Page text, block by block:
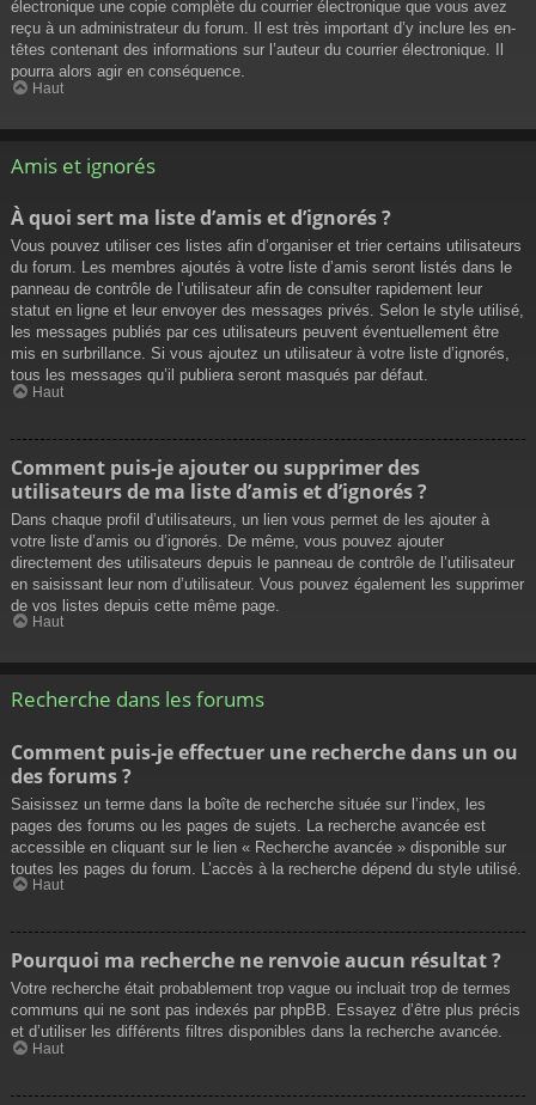
électronique une copie complète du courrier électronique que vous avez
reçu à un administrateur du forum. Il est très important d’y inclure les en-
têtes contenant des informations sur l’auteur du courrier électronique. Il
pourra alors agir en conséquence.
Haut
Amis et ignorés
À quoi sert ma liste d’amis et d’ignorés ?
Vous pouvez utiliser ces listes afin d’organiser et trier certains utilisateurs
du forum. Les membres ajoutés à votre liste d’amis seront listés dans le
panneau de contrôle de l’utilisateur afin de consulter rapidement leur
statut en ligne et leur envoyer des messages privés. Selon le style utilisé,
les messages publiés par ces utilisateurs peuvent éventuellement être
mis en surbrillance. Si vous ajoutez un utilisateur à votre liste d’ignorés,
tous les messages qu’il publiera seront masqués par défaut.
Haut
Comment puis-je ajouter ou supprimer des
utilisateurs de ma liste d’amis et d’ignorés ?
Dans chaque profil d’utilisateurs, un lien vous permet de les ajouter à
votre liste d’amis ou d’ignorés. De même, vous pouvez ajouter
directement des utilisateurs depuis le panneau de contrôle de l’utilisateur
en saisissant leur nom d’utilisateur. Vous pouvez également les supprimer
de vos listes depuis cette même page.
Haut
Recherche dans les forums
Comment puis-je effectuer une recherche dans un ou
des forums ?
Saisissez un terme dans la boîte de recherche située sur l’index, les
pages des forums ou les pages de sujets. La recherche avancée est
accessible en cliquant sur le lien « Recherche avancée » disponible sur
toutes les pages du forum. L’accès à la recherche dépend du style utilisé.
Haut
Pourquoi ma recherche ne renvoie aucun résultat ?
Votre recherche était probablement trop vague ou incluait trop de termes
communs qui ne sont pas indexés par phpBB. Essayez d’être plus précis
et d’utiliser les différents filtres disponibles dans la recherche avancée.
Haut